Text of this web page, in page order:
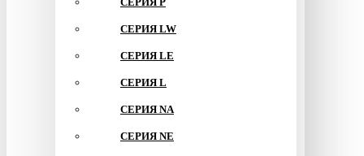
СЕРИЯ LW
СЕРИЯ LE
СЕРИЯ L
СЕРИЯ NA
СЕРИЯ NE